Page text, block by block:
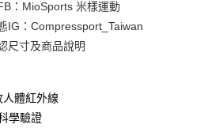
彰化商業銀行
台北富邦商業銀行
兆豐國際商業銀行
彰化商業銀行
台北富邦商業銀行
第一商業銀行
：MioSports 米樣運動
IG：Compressport_Taiwan
尺寸及商品說明
體紅外線
學驗證